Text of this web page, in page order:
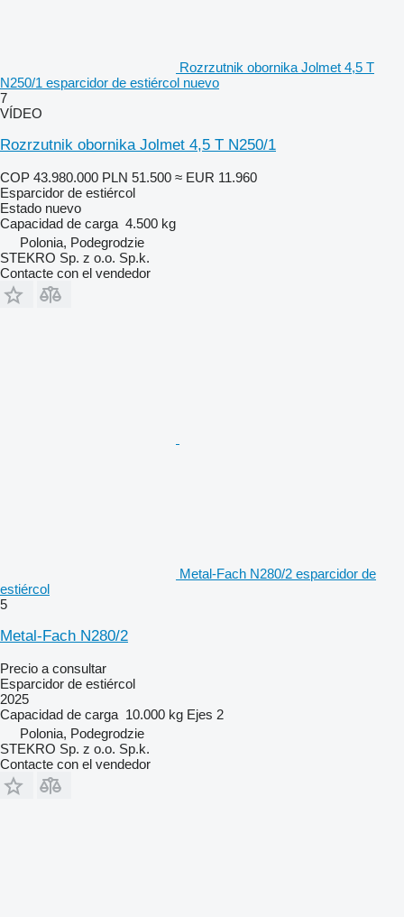
Rozrzutnik obornika Jolmet 4,5 T
N250/1 esparcidor de estiércol nuevo
7
VÍDEO
Rozrzutnik obornika Jolmet 4,5 T N250/1
COP 43.980.000 PLN 51.500 ≈ EUR 11.960
Esparcidor de estiércol
Estado nuevo
Capacidad de carga 4.500 kg
Polonia, Podegrodzie
STEKRO Sp. z o.o. Sp.k.
Contacte con el vendedor
Metal-Fach N280/2 esparcidor de
estiércol
5
Metal-Fach N280/2
Precio a consultar
Esparcidor de estiércol
2025
Capacidad de carga 10.000 kg Ejes 2
Polonia, Podegrodzie
STEKRO Sp. z o.o. Sp.k.
Contacte con el vendedor